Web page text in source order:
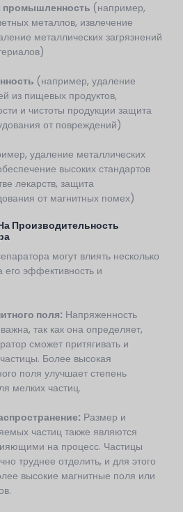
(например,
металлов, извлечение
металлических загрязнений
(например, удаление
из пищевых продуктов,
и чистоты продукции защита
от повреждений)
удаление металлических
высоких стандартов
лекарств, защита
от магнитных помех)
Производительность
могут влиять несколько
эффективность и
поля: Напряженность
так как она определяет,
сможет притягивать и
Более высокая
поля улучшает степень
мелких частиц.
Размер и
частиц также являются
на процесс. Частицы
труднее отделить, и для этого
высокие магнитные поля или